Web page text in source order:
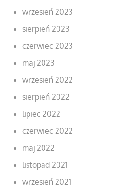
wrzesień 2023
sierpień 2023
czerwiec 2023
maj 2023
wrzesień 2022
sierpień 2022
lipiec 2022
czerwiec 2022
maj 2022
listopad 2021
wrzesień 2021